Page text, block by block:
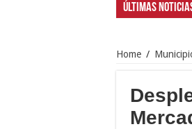
Últimas
Home /